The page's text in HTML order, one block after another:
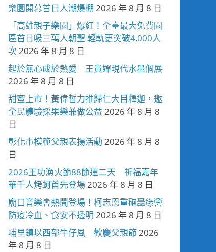
樂園開幕首日人潮爆棚 2026 年 8 月 8 日
「高雄親子樂園」爆紅！全臺最大免費園
區首日吸三萬人朝聖 輕軌更突破4,000人
次 2026 年 8 月 8 日
起於無心成於熱愛 王貴嬋現代水墨個展
2026 年 8 月 8 日
甜蜜上市！黃偉哲力推歸仁大目釋迦，邀
全民體驗採果樂兼做公益 2026 年 8 月 8
日
彰化市模範父親表揚活動 2026 年 8 月 8
日
2026王功漁火節88節連二天 祈福嘉年
華千人烤蚵首先登場2026 年 8 月 8 日
廟口音樂會熱鬧登場！柯志恩重砲轟綠營
防疫冷血、食安不透明 2026 年 8 月 8 日
埔里鎮以西部牛仔風 歡慶父親節2026
年 8 月 8 日